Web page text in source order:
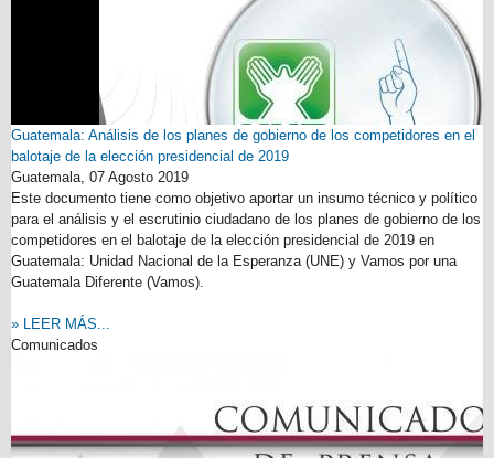
Guatemala: Análisis de los planes de gobierno de los competidores en el
balotaje de la elección presidencial de 2019
Guatemala, 07 Agosto 2019
Este documento tiene como objetivo aportar un insumo técnico y político
para el análisis y el escrutinio ciudadano de los planes de gobierno de los
competidores en el balotaje de la elección presidencial de 2019 en
Guatemala: Unidad Nacional de la Esperanza (UNE) y Vamos por una
Guatemala Diferente (Vamos).
» LEER MÁS...
Comunicados